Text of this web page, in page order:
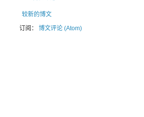
较新的博文
订阅： 博文评论 (Atom)